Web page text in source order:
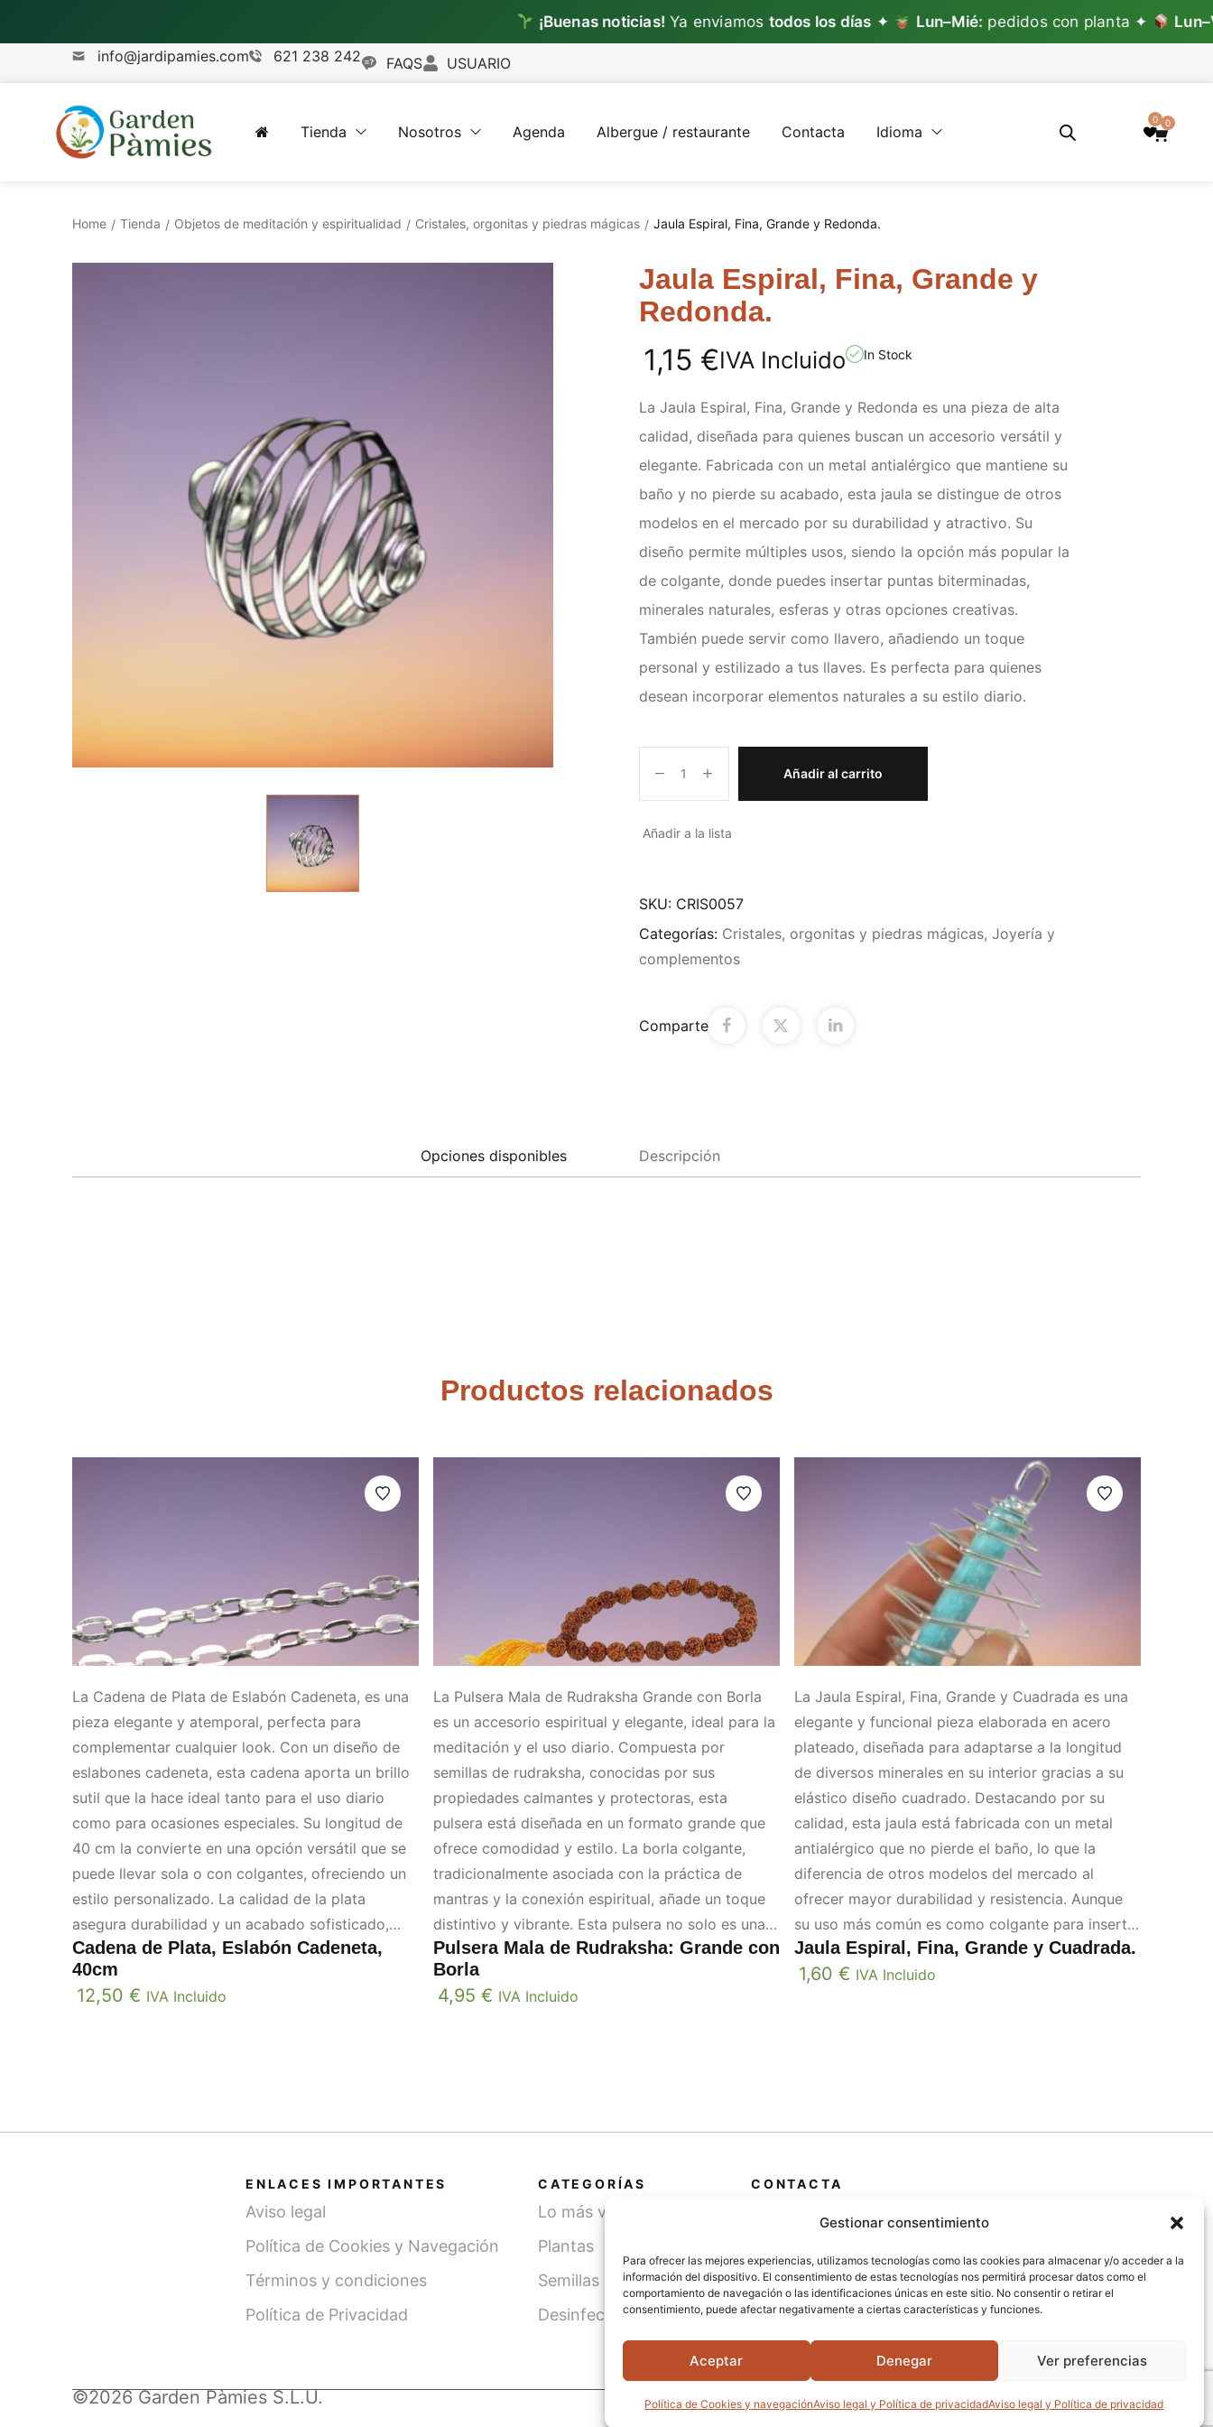
Gestionar consentimiento
Para ofrecer las mejores experiencias, utilizamos tecnologías como las cookies para almacenar y/o acceder a la
información del dispositivo. El consentimiento de estas tecnologías nos permitirá procesar datos como el
comportamiento de navegación o las identificaciones únicas en este sitio. No consentir o retirar el
consentimiento, puede afectar negativamente a ciertas características y funciones.
Aceptar Denegar Ver preferencias
Política de Cookies y navegaciónAviso legal y Política de privacidadAviso legal y Política de privacidad
¡Buenas noticias!Ya enviamostodos los días✦ Lun–Mié:pedidos con planta ✦ Lun–Vie:
info@jardipamies.com
621 238 242 FAQS USUARIO
Tienda Nosotros Agenda Albergue / restaurante Contacta Idioma
0 0
Home / Tienda / Objetos de meditación y espiritualidad / Cristales, orgonitas y piedras mágicas / Jaula Espiral, Fina, Grande y Redonda.
Jaula Espiral, Fina, Grande y
Redonda.
1,15 €IVA Incluido In Stock
La Jaula Espiral, Fina, Grande y Redonda es una pieza de alta
calidad, diseñada para quienes buscan un accesorio versátil y
elegante. Fabricada con un metal antialérgico que mantiene su
baño y no pierde su acabado, esta jaula se distingue de otros
modelos en el mercado por su durabilidad y atractivo. Su
diseño permite múltiples usos, siendo la opción más popular la
de colgante, donde puedes insertar puntas biterminadas,
minerales naturales, esferas y otras opciones creativas.
También puede servir como llavero, añadiendo un toque
personal y estilizado a tus llaves. Es perfecta para quienes
desean incorporar elementos naturales a su estilo diario.
Añadir al carrito
Añadir a la lista
SKU: CRIS0057
Categorías: Cristales, orgonitas y piedras mágicas, Joyería y
complementos
Comparte
Opciones disponibles Descripción
Productos relacionados
La Cadena de Plata de Eslabón Cadeneta, es una
pieza elegante y atemporal, perfecta para
complementar cualquier look. Con un diseño de
eslabones cadeneta, esta cadena aporta un brillo
sutil que la hace ideal tanto para el uso diario
como para ocasiones especiales. Su longitud de
40 cm la convierte en una opción versátil que se
puede llevar sola o con colgantes, ofreciendo un
estilo personalizado. La calidad de la plata
asegura durabilidad y un acabado sofisticado,
haciendo de esta cadena una adición
imprescindible a cualquier colección de joyas.
Cadena de Plata, Eslabón Cadeneta,
40cm
12,50 € IVA Incluido
La Pulsera Mala de Rudraksha Grande con Borla
es un accesorio espiritual y elegante, ideal para la
meditación y el uso diario. Compuesta por
semillas de rudraksha, conocidas por sus
propiedades calmantes y protectoras, esta
pulsera está diseñada en un formato grande que
ofrece comodidad y estilo. La borla colgante,
tradicionalmente asociada con la práctica de
mantras y la conexión espiritual, añade un toque
distintivo y vibrante. Esta pulsera no solo es una
herramienta para la concentración y la
meditación, sino también un complemento
decorativo que simboliza paz y equilibrio interior.
Pulsera Mala de Rudraksha: Grande con
Borla
4,95 € IVA Incluido
La Jaula Espiral, Fina, Grande y Cuadrada es una
elegante y funcional pieza elaborada en acero
plateado, diseñada para adaptarse a la longitud
de diversos minerales en su interior gracias a su
elástico diseño cuadrado. Destacando por su
calidad, esta jaula está fabricada con un metal
antialérgico que no pierde el baño, lo que la
diferencia de otros modelos del mercado al
ofrecer mayor durabilidad y resistencia. Aunque
su uso más común es como colgante para insertar
puntas biterminadas, minerales naturales y
esferas, también puede funcionar como un
Jaula Espiral, Fina, Grande y Cuadrada.
1,60 € IVA Incluido
ENLACES IMPORTANTES
Aviso legal
Política de Cookies y Navegación
Términos y condiciones
Política de Privacidad
CATEGORÍAS
Lo más vendido
Plantas
Semillas
Desinfección de agua
CONTACTA
(Lérida)
info@jardipamies.com
©2026 Garden Pàmies S.L.U.